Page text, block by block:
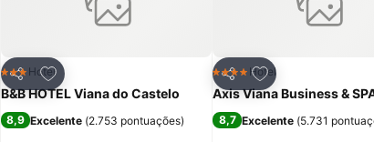
Partilhar
Adicionar aos favoritos
3 Estrelas
Hotel
B&B HOTEL Viana do Castelo
8,9 Excelente (2.753 pontuações)
Partilhar
Adicionar aos
4 EstrelasHotel
Axis Viana Business &
8,7 Excelente (5.731